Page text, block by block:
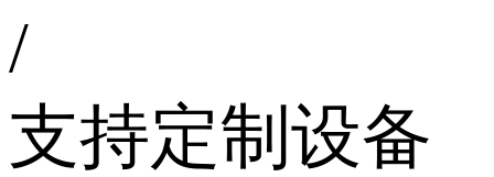
/
支持定制设备